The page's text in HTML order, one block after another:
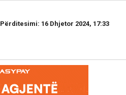
Përditesimi: 16 Dhjetor 2024, 17:33